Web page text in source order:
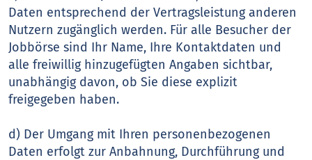
Daten entsprechend der Vertragsleistung anderen
Nutzern zugänglich werden. Für alle Besucher der
Jobbörse sind Ihr Name, Ihre Kontaktdaten und
alle freiwillig hinzugefügten Angaben sichtbar,
unabhängig davon, ob Sie diese explizit
freigegeben haben.
d) Der Umgang mit Ihren personenbezogenen
Daten erfolgt zur Anbahnung, Durchführung und